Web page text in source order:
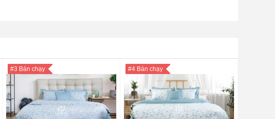
#3 Bán chạy #4 Bán chạy